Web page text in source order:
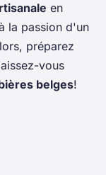
en
la passion d'un
préparez
vous
belges!